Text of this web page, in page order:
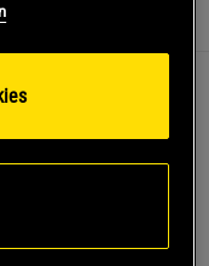
hållningen
Flexibility Kit
till ditt